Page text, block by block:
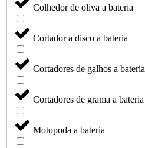
Colhedor de oliva a bateria
Cortador a disco a bateria
Cortadores de galhos a bateria
Cortadores de grama a bateria
Motopoda a bateria